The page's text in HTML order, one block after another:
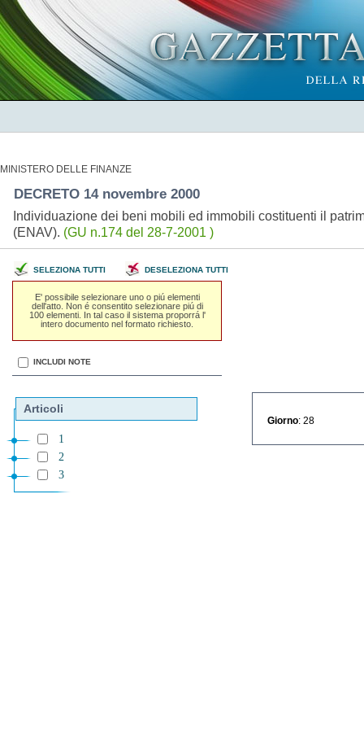
MINISTERO DELLE FINANZE
DECRETO 14 novembre 2000
Individuazione dei beni mobili ed immobili costituenti il
(ENAV). (GU n.174 del 28-7-2001 )
SELEZIONA TUTTI DESELEZIONA TUTTI
E' possibile selezionare uno o piú elementi
dell'atto. Non é consentito selezionare piú di
100 elementi. In tal caso il sistema proporrá l'
intero documento nel formato richiesto.
INCLUDI NOTE
Articoli
1
2
3
Giorno : 28